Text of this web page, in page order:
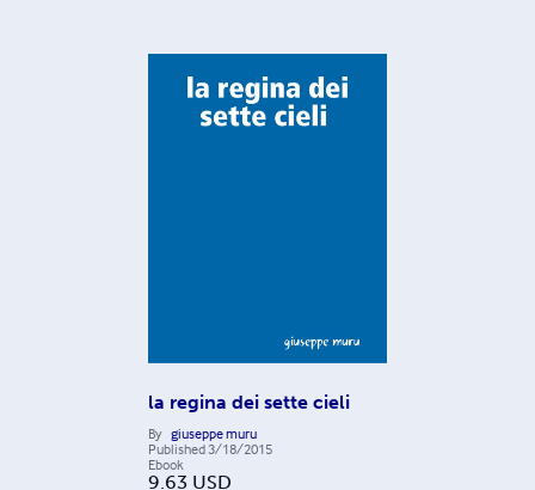
la regina dei sette cieli
By giuseppe muru
Published3/18/2015
Ebook
9.63 USD